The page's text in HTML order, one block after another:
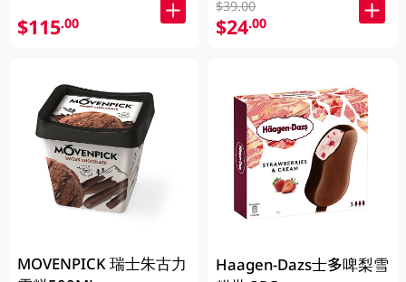
$115.00
MOVENPICK 瑞士朱古力
$39.00
$24.00
Haagen-Dazs士多啤梨雪